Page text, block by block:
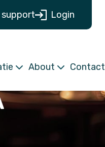
support Login
About Contact